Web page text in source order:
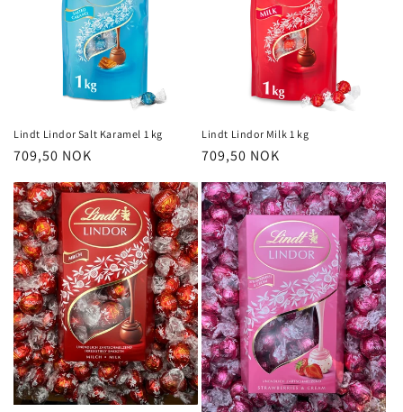
Lindt Lindor Salt Karamel 1 kg
Vanlig
709,50 NOK
Lindt Lindor Milk 1 kg
Vanlig
709,50 NOK